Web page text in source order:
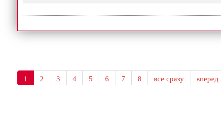
1 2 3 4 5 6 7 8 все сразу